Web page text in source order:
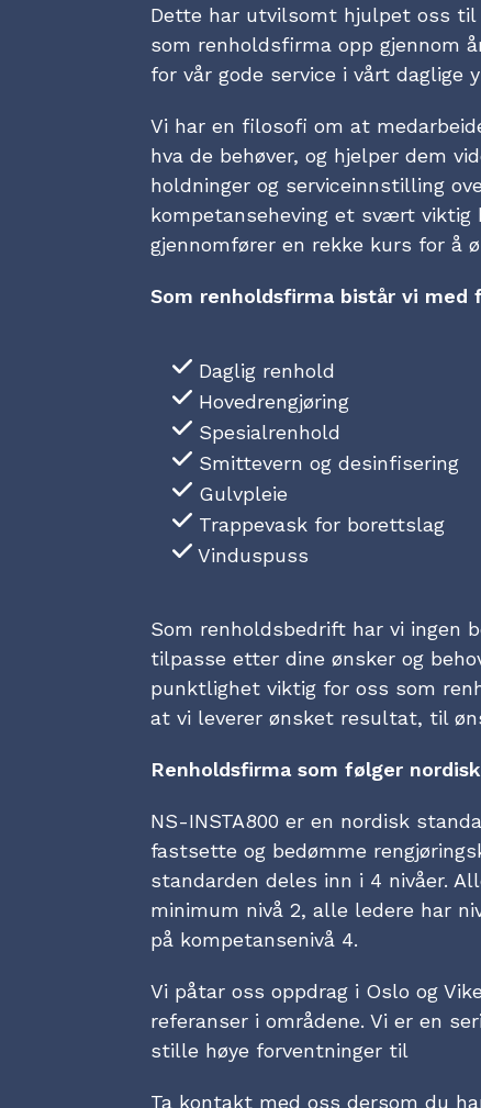
Dette har utvilsomt hjulpet oss
som renholdsfirma opp gjennom
for vår gode service i vårt daglige
Vi har en filosofi om at
hva de behøver, og hjelper dem
holdninger og serviceinnstilling
kompetanseheving et svært viktig
gjennomfører en rekke kurs for å
Som renholdsfirma bistår vi med
Daglig renhold
Hovedrengjøring
Spesialrenhold
Smittevern og desinfisering
Gulvpleie
Trappevask for borettslag
Vinduspuss
Som renholdsbedrift har vi ingen
tilpasse etter dine ønsker og
punktlighet viktig for oss som
at vi leverer ønsket resultat, til
Renholdsfirma som følger
NS-INSTA800 er en nordisk
fastsette og bedømme
standarden deles inn i 4 nivåer.
minimum nivå 2, alle ledere har
på kompetansenivå 4.
Vi påtar oss oppdrag i Oslo og
referanser i områdene. Vi er en
stille høye forventninger til
Ta kontakt med oss dersom du